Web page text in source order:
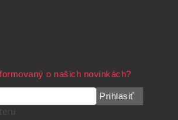
o našich novinkách?
Prihlasiť